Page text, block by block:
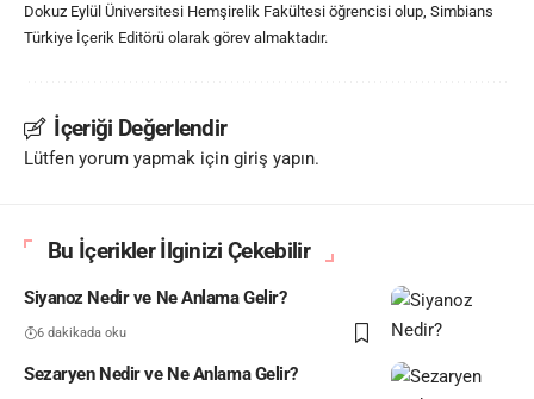
Dokuz Eylül Üniversitesi Hemşirelik Fakültesi öğrencisi olup, Simbians
Türkiye İçerik Editörü olarak görev almaktadır.
İçeriği Değerlendir
Lütfen yorum yapmak için giriş yapın.
Bu İçerikler İlginizi Çekebilir
Siyanoz Nedir ve Ne Anlama Gelir?
6 dakikada oku
Sezaryen Nedir ve Ne Anlama Gelir?